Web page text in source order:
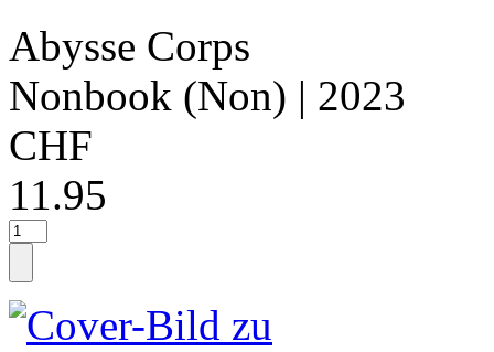
Abysse Corps
Nonbook (Non) | 2023
CHF
11.95